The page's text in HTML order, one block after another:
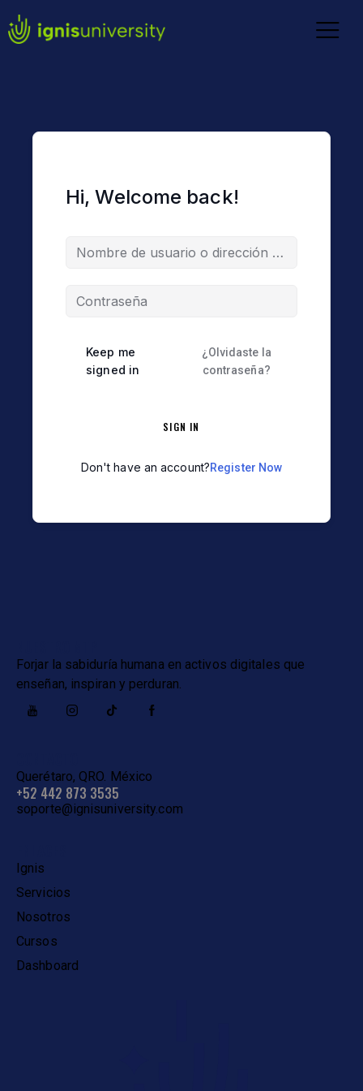
Hi, Welcome back!
Keep me
signed in
¿Olvidaste la
contraseña?
SIGN IN
Don't have an account?Register Now
Forjar la sabiduría humana en activos digitales que
enseñan, inspiran y perduran.
Querétaro, QRO. México
+52 442 873 3535
soporte@ignisuniversity.com
Ignis
Servicios
Nosotros
Cursos
Dashboard